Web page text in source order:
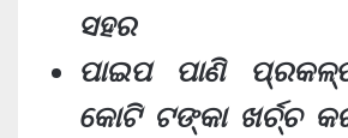
ସହର
ପାଇପ ପାଣି
କୋଟି ଟଙ୍କା ଖର୍ଚ୍ଚ